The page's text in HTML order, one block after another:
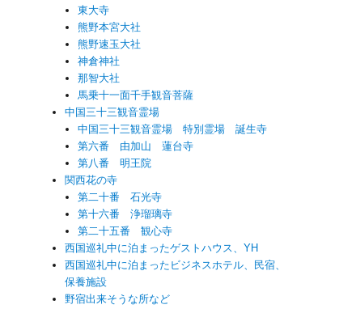
東大寺
熊野本宮大社
熊野速玉大社
神倉神社
那智大社
馬乗十一面千手観音菩薩
中国三十三観音霊場
中国三十三観音霊場 特別霊場 誕生寺
第六番 由加山 蓮台寺
第八番 明王院
関西花の寺
第二十番 石光寺
第十六番 浄瑠璃寺
第二十五番 観心寺
西国巡礼中に泊まったゲストハウス、YH
西国巡礼中に泊まったビジネスホテル、民宿、
保養施設
野宿出来そうな所など